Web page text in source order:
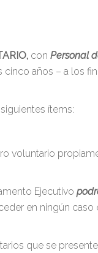
con Personal
años – a los
ítems:
voluntario
Ejecutivo
en ningún caso
que se